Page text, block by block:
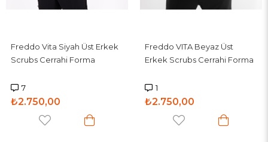
Freddo Vita Siyah Üst Erkek
Scrubs Cerrahi Forma
7
₺2.750,00
Freddo VITA Beyaz Üst
Erkek Scrubs Cerrahi Forma
1
₺2.750,00